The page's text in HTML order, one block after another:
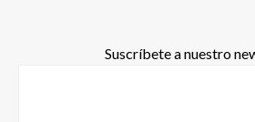
Suscríbete a nuestro